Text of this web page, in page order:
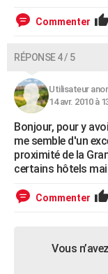
Commenter
RÉPONSE 4 / 5
Utilisateur
14 avr. 2010 à
Bonjour, pour y
me semble d'un
proximité de la
certains hôtels
Commenter
Vous